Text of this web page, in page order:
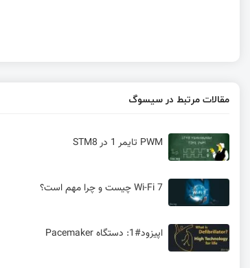
مقالات مرتبط در سیسوگ
PWM تایمر 1 در STM8
Wi-Fi 7 چیست و چرا مهم است؟
اپیزود#1: دستگاه Pacemaker